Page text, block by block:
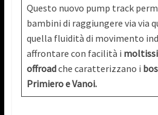
Questo nuovo pump track
bambini di raggiungere via via
quella fluidità di movimento
affrontare con facilità i
offroadche caratterizzano i
Primiero e Vanoi.